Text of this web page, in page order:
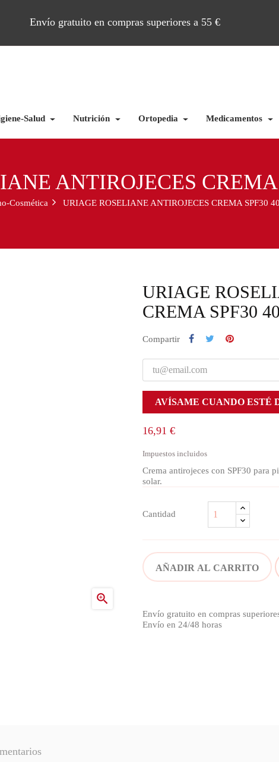
Envío gratuito en compras superiores a 55 €
Salud Nutrición Ortopedia Medicamentos
ANTIROJECES
Cosmética URIAGE ROSELIANE ANTIROJECES CREMA SPF30

URIAGE
CREMA SPF30
Compartir
AVÍSAME CUANDO ESTÉ
16,91 €
Impuestos incluidos
Crema antirojeces con SPF30 para
solar.
Cantidad
AÑADIR AL CARRITO
Envío gratuito en compras
Envío en 24/48 horas